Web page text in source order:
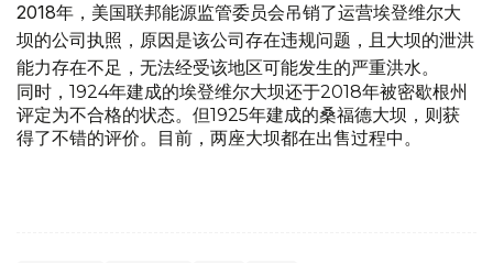
2018年，美国联邦能源监管委员会吊销了运营埃登维尔大
坝的公司执照，原因是该公司存在违规问题，且大坝的泄洪
能力存在不足，无法经受该地区可能发生的严重洪水。
同时，1924年建成的埃登维尔大坝还于2018年被密歇根州
评定为不合格的状态。但1925年建成的桑福德大坝，则获
得了不错的评价。目前，两座大坝都在出售过程中。